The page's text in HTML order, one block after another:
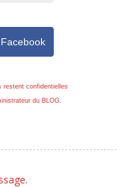
Facebook
restent confidentielles
du BLOG.